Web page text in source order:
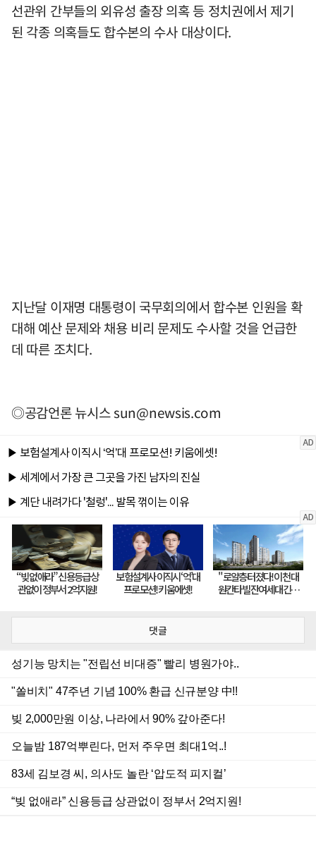
선관위 간부들의 외유성 출장 의혹 등 정치권에서 제기
된 각종 의혹들도 합수본의 수사 대상이다.
지난달 이재명 대통령이 국무회의에서 합수본 인원을 확
대해 예산 문제와 채용 비리 문제도 수사할 것을 언급한
데 따른 조치다.
◎공감언론 뉴시스sun@newsis.com
댓글